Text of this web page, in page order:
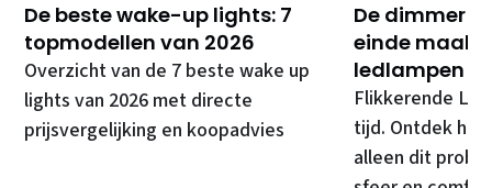
De beste wake-up lights: 7
topmodellen van 2026
Overzicht van de 7 beste wake up
lights van 2026 met directe
prijsvergelijking en koopadvies
De dimmer
einde maakt
ledlampen
Flikkerende
tijd. Ontdek
alleen dit